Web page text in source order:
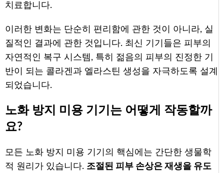
치료합니다.
이러한 변화는 단순히 편리함에 관한 것이 아니라, 실
질적인 결과에 관한 것입니다. 최신 기기들은 피부의
자연적인 복구 시스템, 특히 젊음의 피부의 진정한 기
반이 되는 콜라겐과 엘라스틴 생성을 자극하도록 설계
되었습니다.
노화 방지 미용 기기는 어떻게 작동할까
요?
모든 노화 방지 미용 기기의 핵심에는 간단한 생물학
적 원리가 있습니다. 조절된 피부 손상은 재생을 유도